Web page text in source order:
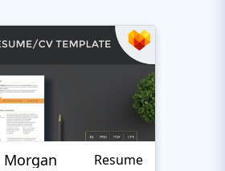
Morgan Resume